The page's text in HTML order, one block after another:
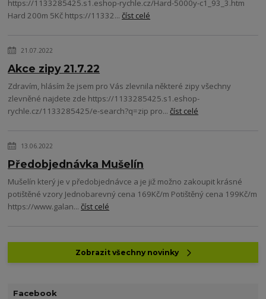
https://1133285425.s1.eshop-rychle.cz/Hard-5000y-c1_93_3.htm
Hard 200m 5Kč https://11332...číst celé
21.07.2022
Akce zipy 21.7.22
Zdravím, hlásím že jsem pro Vás zlevnila některé zipy všechny
zlevněné najdete zde https://1133285425.s1.eshop-
rychle.cz/1133285425/e-search?q=zip pro...číst celé
13.06.2022
Předobjednávka Mušelín
Mušelín který je v předobjednávce a je již možno zakoupit krásné
potištěné vzory Jednobarevný cena 169Kč/m Potištěný cena 199Kč/m
https://www.galan...číst celé
Zobrazit všechny novinky
Facebook